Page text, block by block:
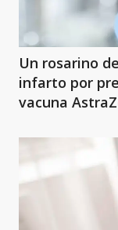
Un rosarino
infarto por
vacuna